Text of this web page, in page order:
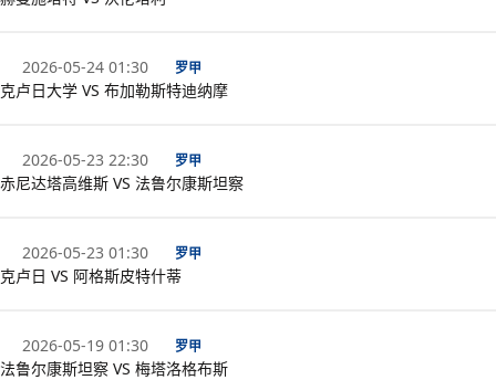
2026-05-24 01:30 罗甲
克卢日大学 VS 布加勒斯特迪纳摩
2026-05-23 22:30 罗甲
赤尼达塔高维斯 VS 法鲁尔康斯坦察
2026-05-23 01:30 罗甲
克卢日 VS 阿格斯皮特什蒂
2026-05-19 01:30 罗甲
法鲁尔康斯坦察 VS 梅塔洛格布斯